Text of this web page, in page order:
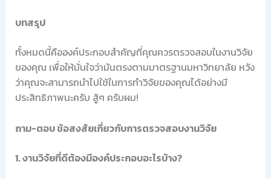
บทสรุป
ทั้งหมดนี้คือองค์ประกอบสำคัญที่คุณควรตรวจสอบในงานวิจัย
ของคุณ เพื่อให้มั่นใจว่ามันตรงตามมาตรฐานมหาวิทยาลัย หวัง
ว่าคุณจะสามารถนำไปใช้ในการทำวิจัยของคุณได้อย่างมี
ประสิทธิภาพนะครับ สู้ๆ ครับผม!
ถาม-ตอบ ข้อสงสัยเกี่ยวกับการตรวจสอบงานวิจัย
1. งานวิจัยที่ดีต้องมีองค์ประกอบอะไรบ้าง?